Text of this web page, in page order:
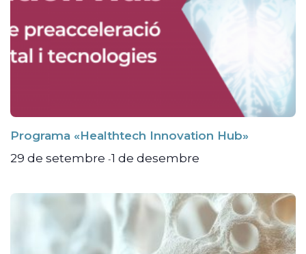
Programa «Healthtech Innovation Hub»
29 de setembre -1 de desembre